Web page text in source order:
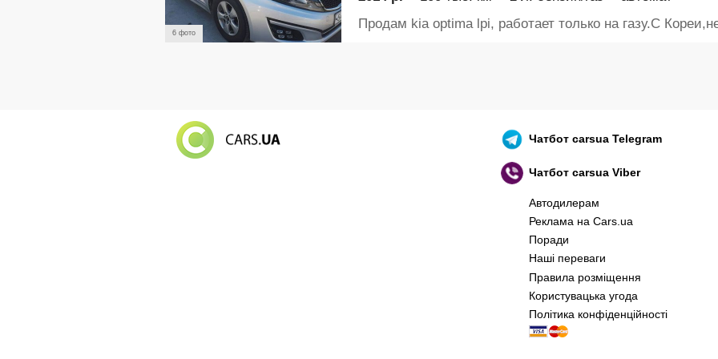
Російський воєнний корабель, іди нах..й! 🇷🇺 🚢 🖕 PS:
6 фото
Продам kia optima lpi, работает только на газу.С
Чатботcarsua Telegram
Чатботcarsua Viber
Автодилерам
Реклама на Cars.ua
Поради
Наші переваги
Правила розміщення
Користувацька угода
Політика конфіденційності